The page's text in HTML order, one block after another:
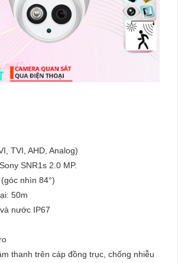
TVI, AHD, Analog)
SNR1s 2.0 MP.
nhìn 84°)
50m
nước IP67
thanh trên cáp đồng trục, chống nhiễu